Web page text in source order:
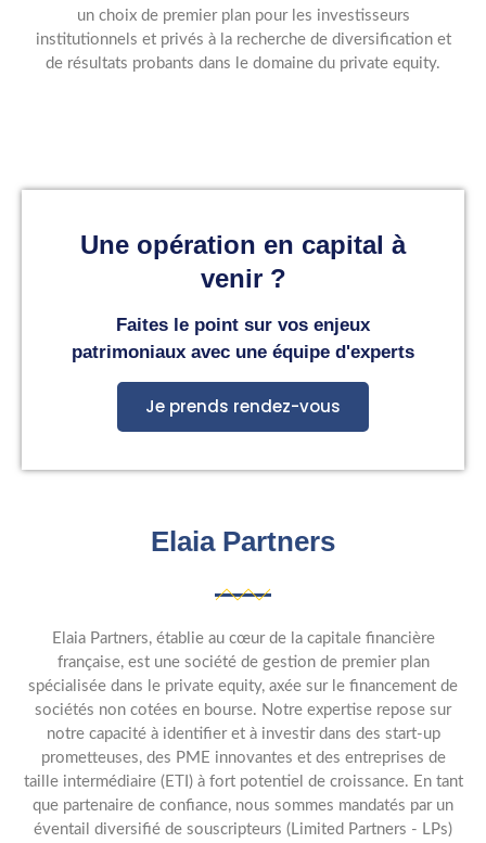
un choix de premier plan pour les investisseurs
institutionnels et privés à la recherche de diversification et
de résultats probants dans le domaine du private equity.
Une opération en capital à
venir ?
Faites le point sur vos enjeux
patrimoniaux avec une équipe d'experts
Je prends rendez-vous
Elaia Partners
Elaia Partners, établie au cœur de la capitale financière
française, est une société de gestion de premier plan
spécialisée dans le private equity, axée sur le financement de
sociétés non cotées en bourse. Notre expertise repose sur
notre capacité à identifier et à investir dans des start-up
prometteuses, des PME innovantes et des entreprises de
taille intermédiaire (ETI) à fort potentiel de croissance. En tant
que partenaire de confiance, nous sommes mandatés par un
éventail diversifié de souscripteurs (Limited Partners - LPs)